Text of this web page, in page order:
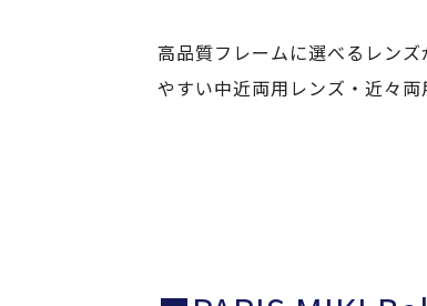
高品質フレームに選べるレン
やすい中近両用レンズ・近々両